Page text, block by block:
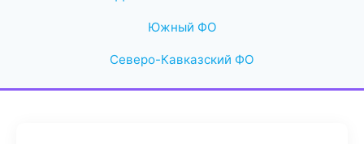
Южный ФО
Северо-Кавказский ФО